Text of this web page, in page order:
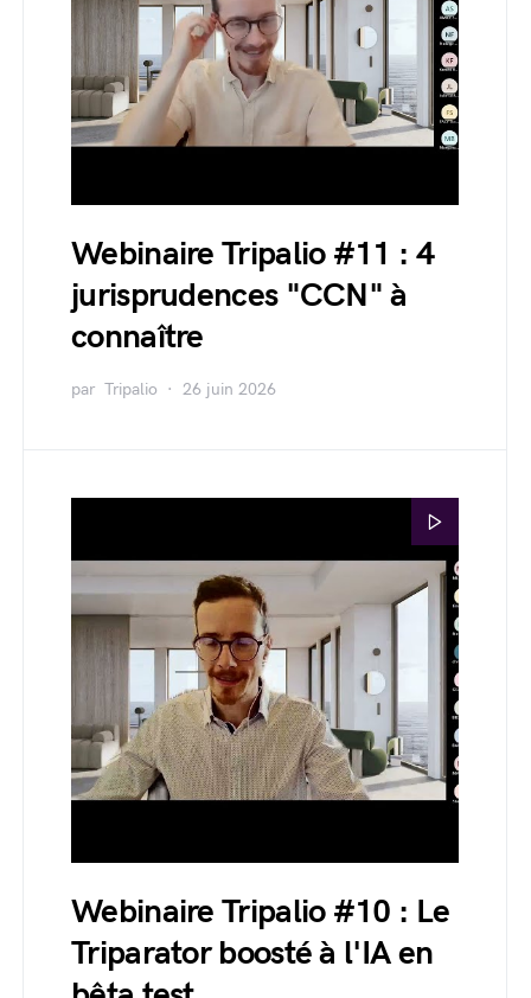
Webinaire Tripalio #11 : 4
jurisprudences "CCN" à
connaître
par Tripalio 26 juin 2026
Webinaire Tripalio #10 : Le
Triparator boosté à l'IA en